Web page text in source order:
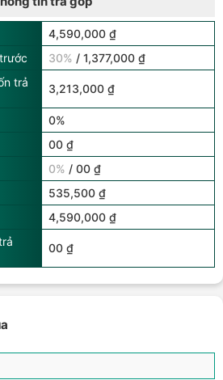
4,590,000 ₫
30% / 1,377,000 ₫
trả
3,213,000 ₫
0%
00 ₫
0% / 00 ₫
535,500 ₫
4,590,000 ₫
00 ₫